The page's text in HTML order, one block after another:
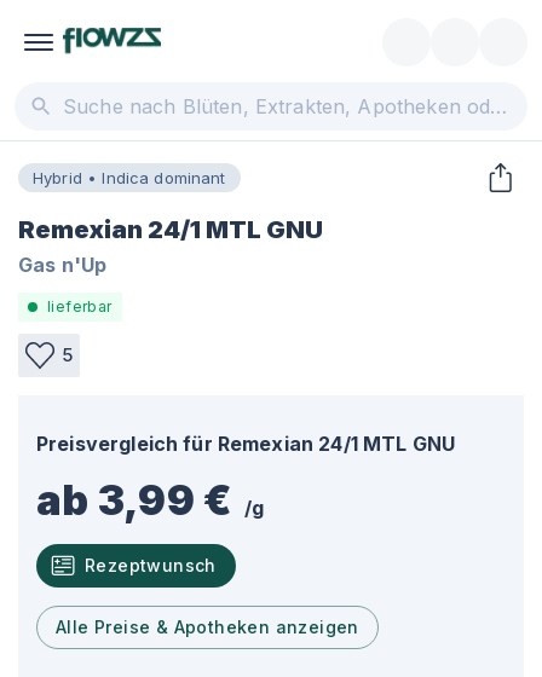
Hybrid • Indica dominant
Remexian 24/1 MTL GNU
Gas n'Up
lieferbar
5
Preisvergleich für Remexian 24/1 MTL GNU
ab 3,99 € /g
Rezeptwunsch
Alle Preise & Apotheken anzeigen